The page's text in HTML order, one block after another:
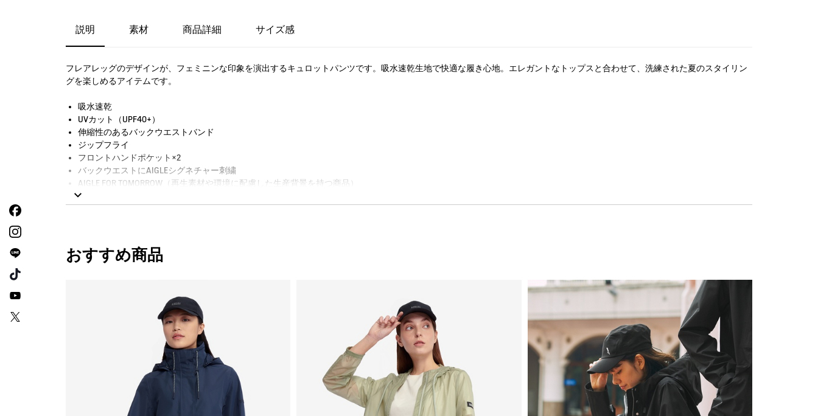
説明 素材 商品詳細 サイズ感
フレアレッグのデザインが、フェミニンな印象を演出するキュロットパンツです。吸水速乾生地で快適な履き心地。エレガントなトップスと合わせて、洗練された夏のスタイリン
グを楽しめるアイテムです。
吸水速乾
UVカット（UPF40+）
伸縮性のあるバックウエストバンド
ジップフライ
フロントハンドポケット×2
バックウエストにAIGLEシグネチャー刺繍
AIGLE FOR TOMORROW（再生素材や環境に配慮した生産背景を持つ商品）
おすすめ商品